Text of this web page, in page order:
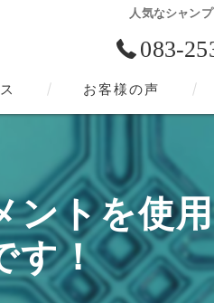
人気なシャン
083-
の声
お客様の声
ントを使
す！